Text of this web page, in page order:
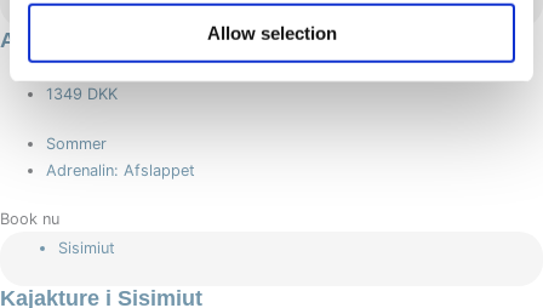
Allow selection
ACT-inddrivelsesaftale
48 timer/s
1349 DKK
Sommer
Adrenalin: Afslappet
Book nu
Sisimiut
Kajakture i Sisimiut